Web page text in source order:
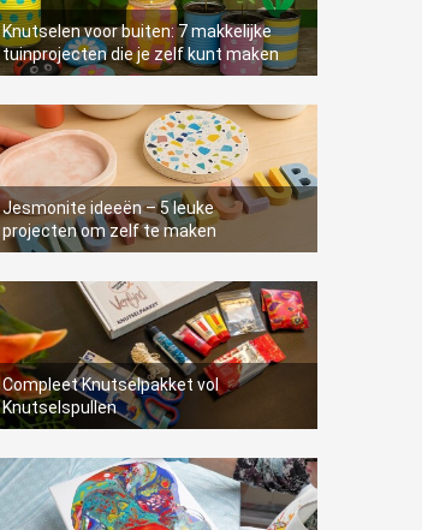
Knutselen voor buiten: 7 makkelijke
tuinprojecten die je zelf kunt maken
Jesmonite ideeën – 5 leuke
projecten om zelf te maken
2
Compleet Knutselpakket vol
Knutselspullen
2